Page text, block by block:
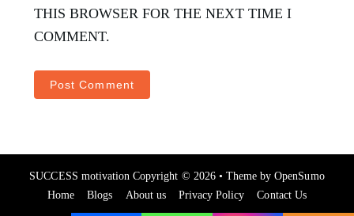
THIS BROWSER FOR THE NEXT TIME I
COMMENT.
SUCCESS motivation Copyright © 2026 • Theme byOpenSumo
Home
Blogs About us Privacy Policy
Contact Us